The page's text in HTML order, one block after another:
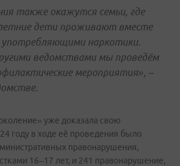
также окажутся семьи, где
дети проживают вместе
употребляющими наркотики.
ведомствами мы проведём
мероприятия», –
уже доказала свою
году в ходе её проведения было
правонарушения,
16–17 лет, и 241 правонарушение,